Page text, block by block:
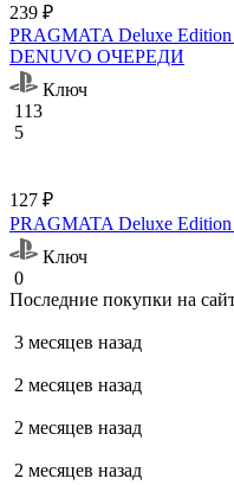
239 ₽
PRAGMATA Deluxe
DENUVO ОЧЕРЕДИ
Ключ
113
5
127 ₽
PRAGMATA Deluxe
Ключ
0
Последние покупки на
3 месяцев назад
2 месяцев назад
2 месяцев назад
2 месяцев назад